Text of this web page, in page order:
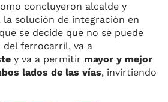
concluyeron alcalde y
solución de integración en
se decide que no se puede
ferrocarril, va a
y va a permitir mayor y mejor
lados de las vías, invirtiendo